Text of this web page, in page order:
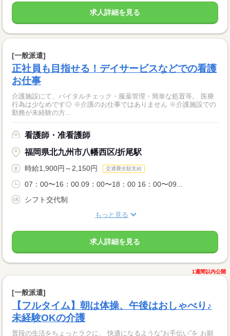
求人詳細を見る
[一般派遣]
正社員も目指せる！デイサービスなどでの看護
お仕事
介護施設にて、バイタルチェック・服薬管理・簡単な処置等。 医療
行為は少なめです◎ ※介護のお仕事ではありません ※介護施設での
勤務が未経験の方...
看護師・准看護師
福岡県北九州市八幡西区/折尾駅
時給1,900円～2,150円 交通費全額支給
07：00〜16：00 09：00〜18：00 16：00〜09...
シフト交代制
もっと見る
求人詳細を見る
1週間以内公開
[一般派遣]
【フルタイム】朝は体操、午後はおしゃべり♪
未経験OKの介護
普段の生活をちょっとラクに、 快適になるような“お手伝い”を お願